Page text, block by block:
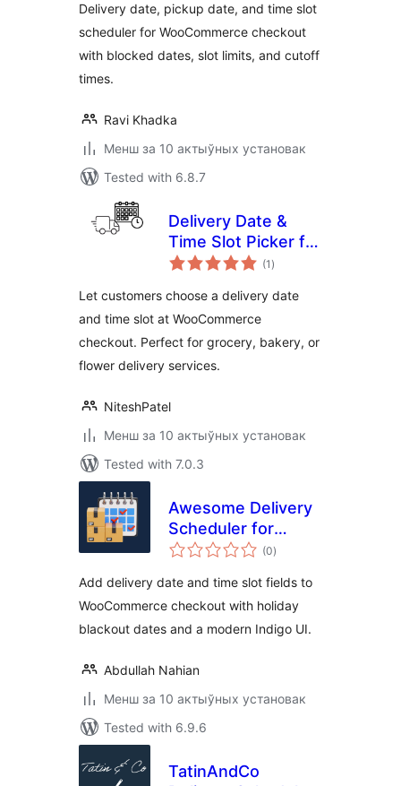
Delivery date, pickup date, and time slot
scheduler for WooCommerce checkout
with blocked dates, slot limits, and cutoff
times.
Ravi Khadka
Менш за 10 актыўных установак
Tested with 6.8.7
Delivery Date &
Time Slot Picker for
WooCommerce
(1 total
ratings
)
Let customers choose a delivery date
and time slot at WooCommerce
checkout. Perfect for grocery, bakery, or
flower delivery services.
NiteshPatel
Менш за 10 актыўных установак
Tested with 7.0.3
Awesome Delivery
Scheduler for
WooCommerce
(0total
ratings
)
Add delivery date and time slot fields to
WooCommerce checkout with holiday
blackout dates and a modern Indigo UI.
Abdullah Nahian
Менш за 10 актыўных установак
Tested with 6.9.6
TatinAndCo